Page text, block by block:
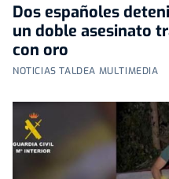
Dos españoles
un doble asesinato
con oro
NOTICIAS TALDEA MULTIMEDIA